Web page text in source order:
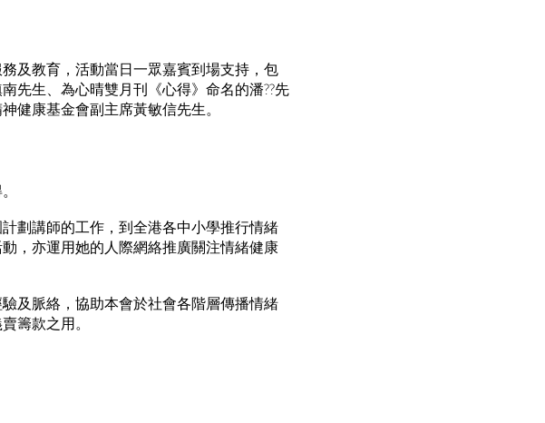
及教育，活動當日一眾嘉賓到場支持，包
先生、為心晴雙月刊《心得》命名的潘??先
健康基金會副主席黃敏信先生。
劃講師的工作，到全港各中小學推行情緒
，亦運用她的人際網絡推廣關注情緒健康
及脈絡，協助本會於社會各階層傳播情緒
籌款之用。